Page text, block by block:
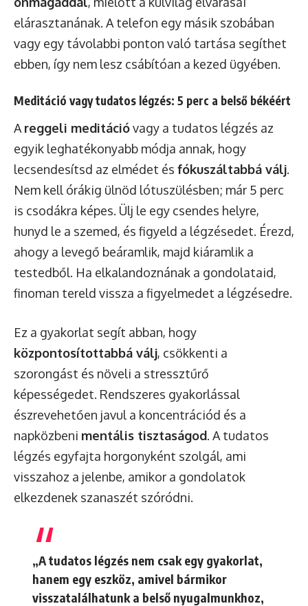
elárasztanának. A telefon egy másik szobában
vagy egy távolabbi ponton való tartása segíthet
ebben, így nem lesz csábítóan a kezed ügyében.
Meditáció vagy tudatos légzés: 5 perc a belső békéért
A reggeli meditációvagy a tudatos légzés az
egyik leghatékonyabb módja annak, hogy
lecsendesítsd az elmédet és fókuszáltabbá válj.
Nem kell órákig ülnöd lótuszülésben; már 5 perc
is csodákra képes. Ülj le egy csendes helyre,
hunyd le a szemed, és figyeld a légzésedet. Érezd,
ahogy a levegő beáramlik, majd kiáramlik a
testedből. Ha elkalandoznának a gondolataid,
finoman tereld vissza a figyelmedet a légzésedre.
Ez a gyakorlat segít abban, hogy
központosítottabbá válj, csökkenti a
szorongást és növeli a stressztűrő
képességedet. Rendszeres gyakorlással
észrevehetően javul a koncentrációd és a
napközbeni mentális tisztaságod. A tudatos
légzés egyfajta horgonyként szolgál, ami
visszahoz a jelenbe, amikor a gondolatok
elkezdenek szanaszét szóródni.
„A tudatos légzés nem csak egy gyakorlat,
hanem egy eszköz, amivel bármikor
visszatalálhatunk a belső nyugalmunkhoz,